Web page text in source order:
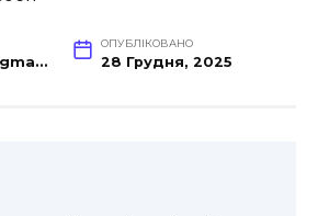
webseoupukr@gmail.com
ОПУБЛІКОВАНО
28 Грудня, 2025